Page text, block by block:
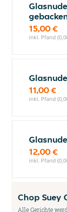
15,00 €
inkl. Pfand
11,00 €
inkl. Pfand
12,00 €
inkl. Pfand
Chop Suey
Alle Gerichte